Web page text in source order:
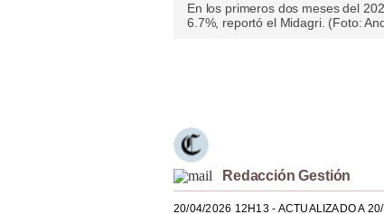
En los primeros dos meses del
6.7%, reportó el Midagri. (Foto:
Redacción Gestión
20/04/2026 12H13- ACTUALIZADO A